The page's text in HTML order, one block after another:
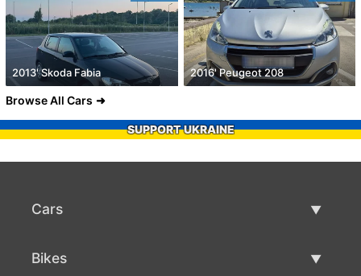
2013' Skoda Fabia 2016' Peugeot 208
Browse All Cars
SUPPORT UKRAINE
Cars
Bikes